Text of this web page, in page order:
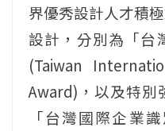
界優秀設計人才積
設計，分別為「台
(Taiwan
Award)，以及特別
「台灣國際企業